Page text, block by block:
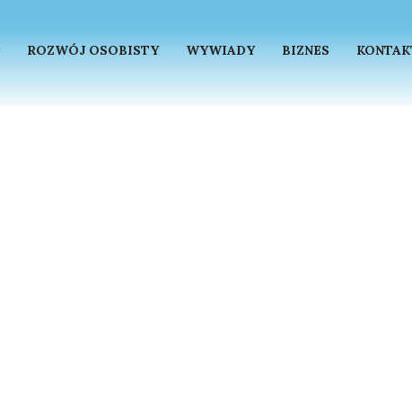
ROZWÓJ OSOBISTY WYWIADY BIZNES